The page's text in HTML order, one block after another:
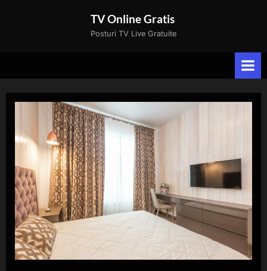
TV Online Gratis
Posturi TV Live Gratuite